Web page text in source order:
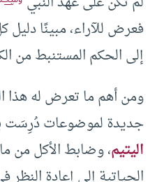
فعرض للآراء، مبينًا
إلى الحكم المستنبط من
ومن أهم ما تعرض له هذا
جديدة لموضوعات دُرِسَت
اليتيم، وضابط الأكل من